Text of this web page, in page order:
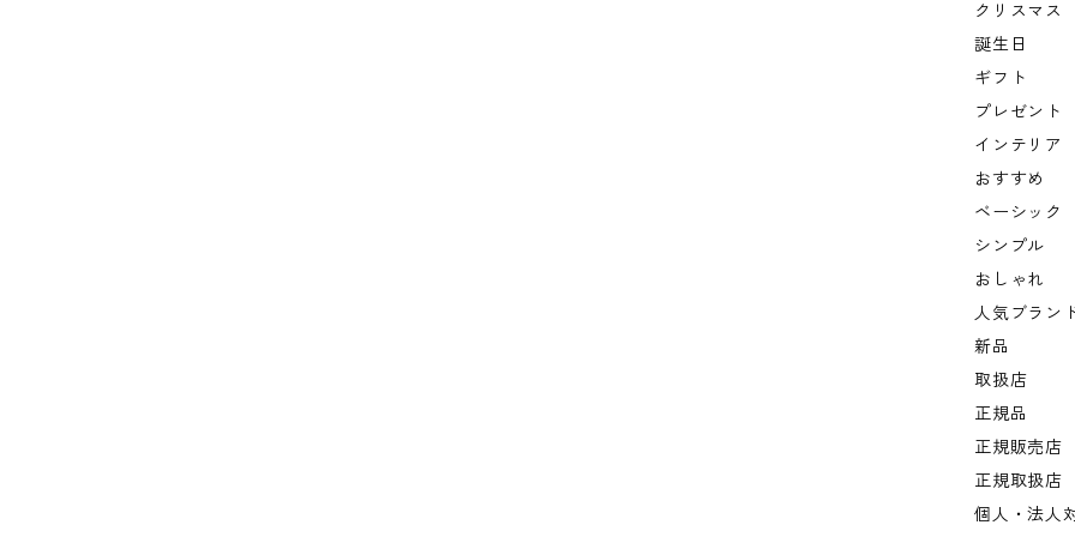
クリスマス
誕生日
ギフト
プレゼント
インテリア
おすすめ
ベーシック
シンプル
おしゃれ
人気ブラン
新品
取扱店
正規品
正規販売店
正規取扱店
個人・法人